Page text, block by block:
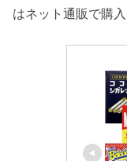
はネット通販で購入